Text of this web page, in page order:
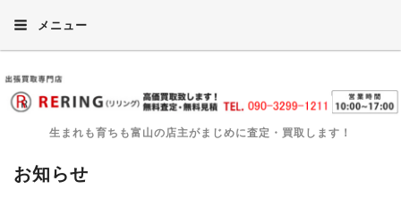
メニュー
生まれも育ちも富山の店主がまじめに査定・買取します！
お知らせ